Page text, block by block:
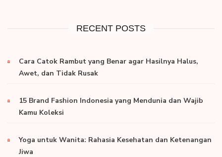
RECENT POSTS
Cara Catok Rambut yang Benar agar Hasilnya Halus,
Awet, dan Tidak Rusak
15 Brand Fashion Indonesia yang Mendunia dan Wajib
Kamu Koleksi
Yoga untuk Wanita: Rahasia Kesehatan dan Ketenangan
Jiwa